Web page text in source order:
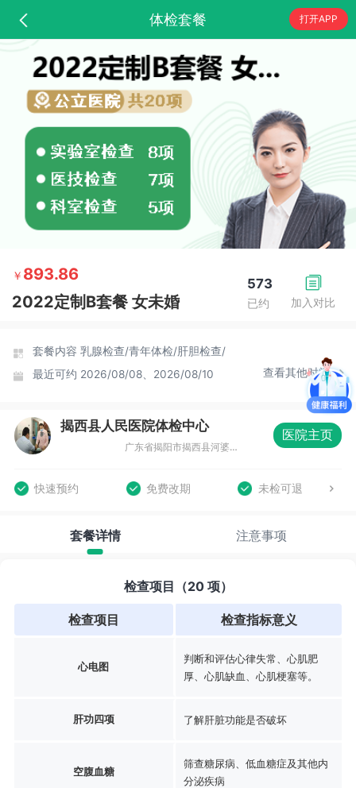
体检套餐 打开APP
加入对比
573
已约
￥ 893.86
2022定制B套餐 女未婚
套餐内容 乳腺检查/青年体检/肝胆检查/
最近可约 2026/08/08、2026/08/10 查看其他时间
揭西县人民医院体检中心
广东省揭阳市揭西县河婆街道党校路7号，揭西县人民医院住院综合楼一楼体检中心
医院主页
快速预约 免费改期 未检可退
套餐详情 注意事项
检查项目（20 项）
检查项目 检查指标意义
心电图
判断和评估心律失常、心肌肥
厚、心肌缺血、心肌梗塞等。
肝功四项 了解肝脏功能是否破坏
空腹血糖
筛查糖尿病、低血糖症及其他内
分泌疾病